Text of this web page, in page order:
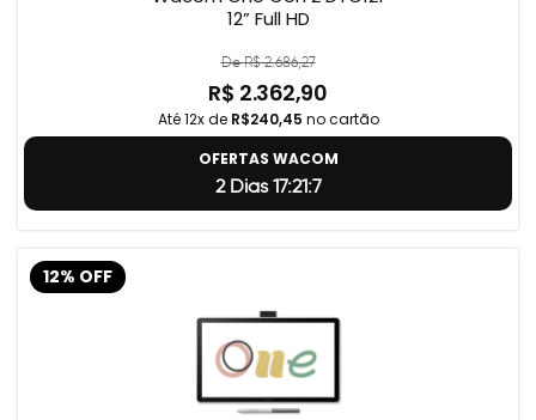
12” Full HD
De R$ 2.686,27
R$ 2.362,90
Até 12x de R$240,45 no cartão
OFERTAS WACOM
2 Dias 17:21:6
12% OFF